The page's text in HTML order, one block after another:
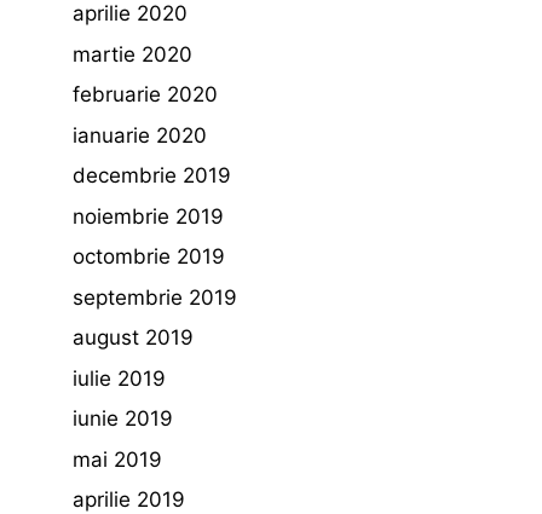
aprilie 2020
martie 2020
februarie 2020
ianuarie 2020
decembrie 2019
noiembrie 2019
octombrie 2019
septembrie 2019
august 2019
iulie 2019
iunie 2019
mai 2019
aprilie 2019